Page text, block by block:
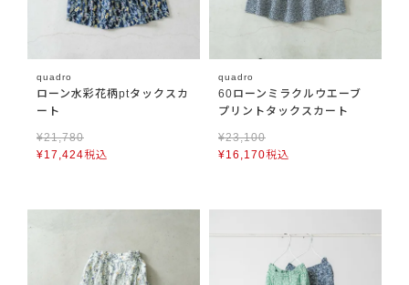
quadro
ローン水彩花柄ptタックスカ
ート
¥21,780
¥17,424税込
quadro
60ローンミラクルウエーブ
プリントタックスカート
¥23,100
¥16,170税込